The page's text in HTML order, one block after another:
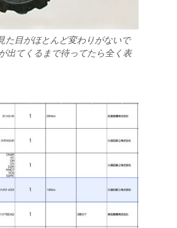
た目がほとんど変わりがないで
出てくるまで待ってたら全く表